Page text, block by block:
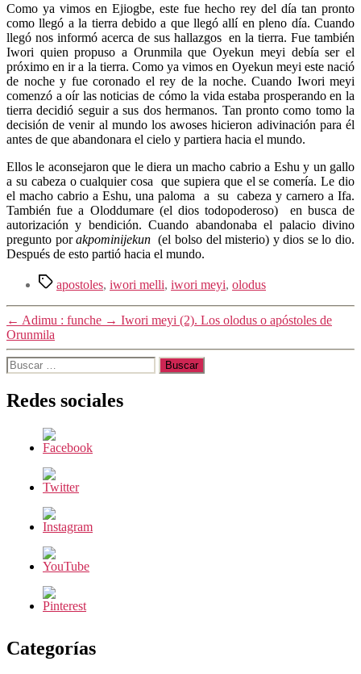
Como ya vimos en Ejiogbe, este fue hecho rey del día tan pronto
como llegó a la tierra debido a que llegó allí en pleno día. Cuando
llegó nos informó acerca de sus hallazgos en la tierra. Fue también
Iwori quien propuso a Orunmila que Oyekun meyi debía ser el
próximo en ir a la tierra. Como ya vimos en Oyekun meyi este nació
de noche y fue coronado el rey de la noche. Cuando Iwori meyi
comenzó a oír las noticias de cómo la vida estaba prosperando en la
tierra decidió seguir a sus dos hermanos. Tan pronto como tomo la
decisión de venir al mundo los awoses hicieron adivinación para él
antes de que abandonara el cielo y partiera hacia el mundo.
Ellos le aconsejaron que le diera un macho cabrio a Eshu y un gallo
a su cabeza o cualquier cosa que supiera que el se comería. Le dio
el macho cabrio a Eshu, una paloma a su cabeza y carnero a Ifa.
También fue a Oloddumare (el dios todopoderoso) en busca de
autorización y bendición. Cuando abandonaba el palacio divino
pregunto porakpominijekun (el bolso del misterio) y dios se lo dio.
Después de esto partió hacia el mundo.
Etiquetas
apostoles, iwori melli, iwori meyi, olodus
← Adimu : funche → Iwori meyi (2). Los olodus o apóstoles de
Orunmila
Buscar:
Redes sociales
Categorías